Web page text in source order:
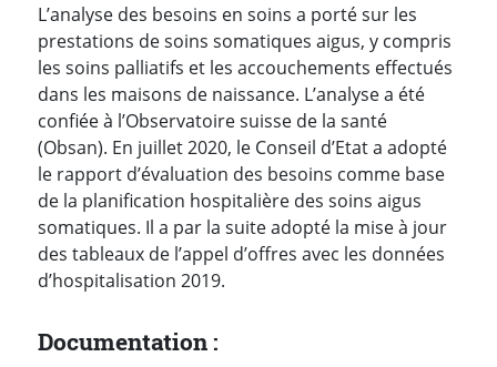
L’analyse des besoins en soins a porté sur les
prestations de soins somatiques aigus, y compris
les soins palliatifs et les accouchements effectués
dans les maisons de naissance. L’analyse a été
confiée à l’Observatoire suisse de la santé
(Obsan). En juillet 2020, le Conseil d’Etat a adopté
le rapport d’évaluation des besoins comme base
de la planification hospitalière des soins aigus
somatiques. Il a par la suite adopté la mise à jour
des tableaux de l’appel d’offres avec les données
d’hospitalisation 2019.
Documentation :